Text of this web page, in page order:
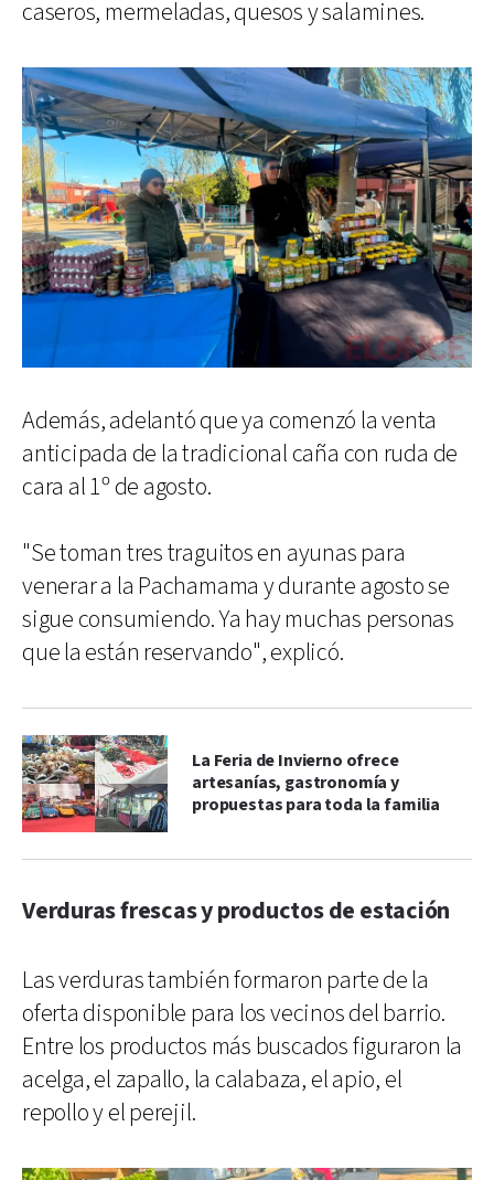
caseros, mermeladas, quesos y salamines.
Además, adelantó que ya comenzó la venta
anticipada de la tradicional caña con ruda de
cara al 1º de agosto.
"Se toman tres traguitos en ayunas para
venerar a la Pachamama y durante agosto se
sigue consumiendo. Ya hay muchas personas
que la están reservando", explicó.
La Feria de Invierno ofrece
artesanías, gastronomía y
propuestas para toda la familia
Verduras frescas y productos de estación
Las verduras también formaron parte de la
oferta disponible para los vecinos del barrio.
Entre los productos más buscados figuraron la
acelga, el zapallo, la calabaza, el apio, el
repollo y el perejil.